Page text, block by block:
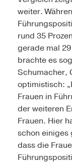
weiter.
rund 35
gerade mal
brachte es
Schumacher,
optimistisch:
Frauen in
der weiteren
Frauen. Hier
schon einiges
dass die